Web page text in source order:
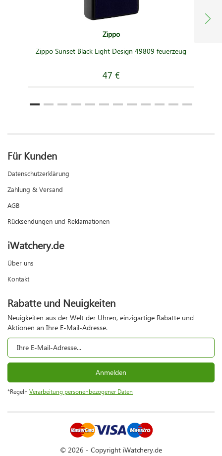
Zippo
Zippo Sunset Black Light Design 49809 feuerzeug
47 €
Für Kunden
Datenschutzerklärung
Zahlung & Versand
AGB
Rücksendungen und Reklamationen
iWatchery.de
Über uns
Kontakt
Rabatte und Neuigkeiten
Neuigkeiten aus der Welt der Uhren, einzigartige Rabatte und
Aktionen an Ihre E-Mail-Adresse.
Anmelden
*Regeln Verarbeitung personenbezogener Daten
© 2026 - Copyright iWatchery.de